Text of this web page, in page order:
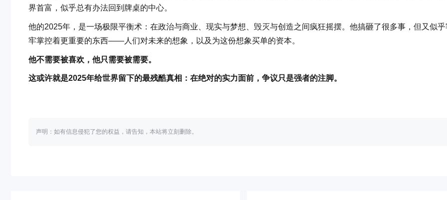
界首富，似乎总有办法回到牌桌的中心。
他的2025年，是一场极限平衡术：在政治与商业、现实与梦想、毁灭与创造之间疯狂摇摆。他搞砸了很多事，但又似乎
牢掌控着更重要的东西——人们对未来的想象，以及为这份想象买单的资本。
他不需要被喜欢，他只需要被需要。
这或许就是2025年给世界留下的最残酷真相：在绝对的实力面前，争议只是强者的注脚。
声明：如有信息侵犯了您的权益，请告知，本站将立刻删除。